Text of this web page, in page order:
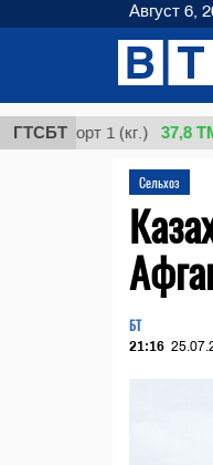
ГТСБТ1 (кг.) 37,8 ТМТ
Сельхоз
БТ
21:16
Август 6,